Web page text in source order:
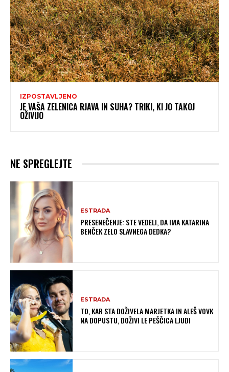
IZPOSTAVLJENO
JE VAŠA ZELENICA RJAVA IN SUHA? TRIKI, KI JO TAKOJ
OŽIVIJO
NE SPREGLEJTE
ESTRADA
PRESENEČENJE: STE VEDELI, DA IMA KATARINA
BENČEK ZELO SLAVNEGA DEDKA?
ESTRADA
TO, KAR STA DOŽIVELA MARJETKA IN ALEŠ VOVK
NA DOPUSTU, DOŽIVI LE PEŠČICA LJUDI